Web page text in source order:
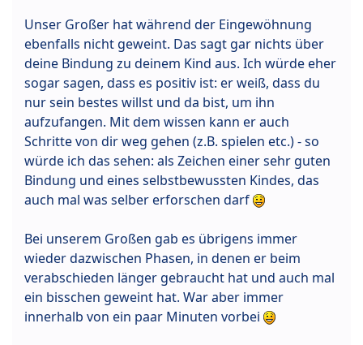
Unser Großer hat während der Eingewöhnung
ebenfalls nicht geweint. Das sagt gar nichts über
deine Bindung zu deinem Kind aus. Ich würde eher
sogar sagen, dass es positiv ist: er weiß, dass du
nur sein bestes willst und da bist, um ihn
aufzufangen. Mit dem wissen kann er auch
Schritte von dir weg gehen (z.B. spielen etc.) - so
würde ich das sehen: als Zeichen einer sehr guten
Bindung und eines selbstbewussten Kindes, das
auch mal was selber erforschen darf
Bei unserem Großen gab es übrigens immer
wieder dazwischen Phasen, in denen er beim
verabschieden länger gebraucht hat und auch mal
ein bisschen geweint hat. War aber immer
innerhalb von ein paar Minuten vorbei